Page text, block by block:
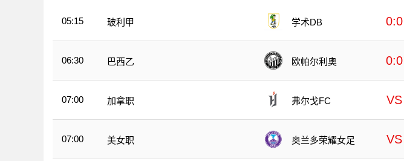
05:15 玻利甲 学术DB 0:0
06:30 巴西乙 欧帕尔利奥 0:0
07:00 加拿职 弗尔戈FC VS
07:00 美女职 奥兰多荣耀女足 VS